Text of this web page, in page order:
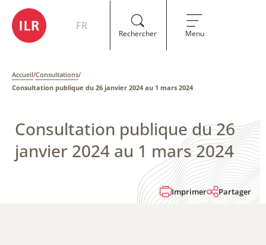
FR
Rechercher Menu
Accueil/Consultations/
Consultation publique du 26 janvier 2024 au 1 mars 2024
Consultation publique du 26
janvier 2024 au 1 mars 2024
Imprimer Partager